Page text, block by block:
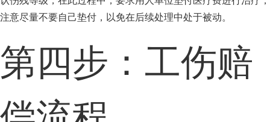
注意尽量不要自己垫付，以免在后续处理中处于被动。
第四步：工伤赔